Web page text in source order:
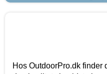
Hos OutdoorPro.dk finder